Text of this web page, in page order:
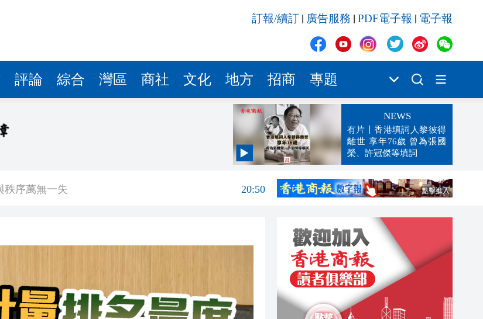
訂報/續訂 廣告服務 PDF電子報 電子報
評論 綜合 灣區 商社 文化 地方 招商 專題
NEWS
有片丨香港填詞人黎彼得
離世 享年76歲 曾為張國
榮、許冠傑等填詞
21:03
秩序萬無一失
20:50
調侃是「新蒲崗老鼠樂園」
率收窄 太古廣場明年轉正
19:15